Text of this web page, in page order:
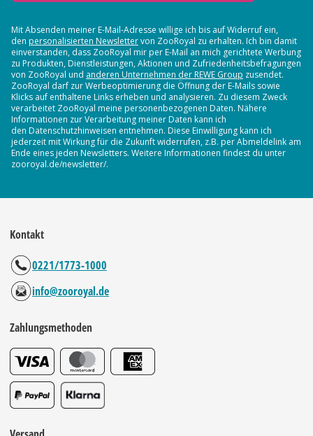
Mit Absenden meiner E-Mail-Adresse willige ich bis auf Widerruf ein,
den personalisierten Newslettervon ZooRoyal zu erhalten. Ich bin damit
einverstanden, dass ZooRoyal mir per E-Mail an mich gerichtete Werbung
zu Produkten, Dienstleistungen, Aktionen und Zufriedenheitsbefragungen
von ZooRoyal und anderen Unternehmen der REWE Group zusendet.
ZooRoyal darf zur Werbeoptimierung die Öffnung der E-Mails sowie
Klicks auf enthaltene Links erheben und analysieren. Zu diesem Zweck
verarbeitet ZooRoyal meine personenbezogenen Daten. Nähere
Informationen zur Verarbeitung meiner Daten kann ich
den Datenschutzhinweisen entnehmen. Diese Einwilligung kann ich
jederzeit mit Wirkung für die Zukunft widerrufen, z.B. per Abmeldelink am
Ende eines jeden Newsletters. Weitere Informationen findest du unter
zooroyal.de/newsletter/.
Kontakt
0221/1773-1000
info@zooroyal.de
Zahlungsmethoden